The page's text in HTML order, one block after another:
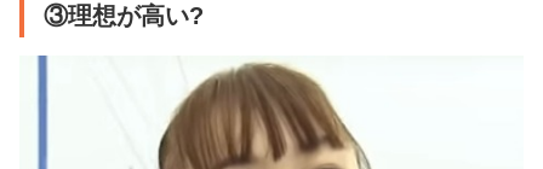
③理想が高い?